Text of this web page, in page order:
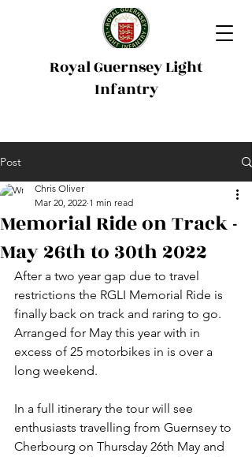
Royal Guernsey Light
Infantry
Post
Memorial Ride on Track -
May 26th to 30th 2022
Chris Oliver
Mar 20, 2022 1 min read
After a two year gap due to travel
restrictions the RGLI Memorial Ride is
finally back on track and raring to go.
Arranged for May this year with in
excess of 25 motorbikes in is over a
long weekend.
In a full itinerary the tour will see
enthusiasts travelling from Guernsey to
Cherbourg on Thursday 26th May and